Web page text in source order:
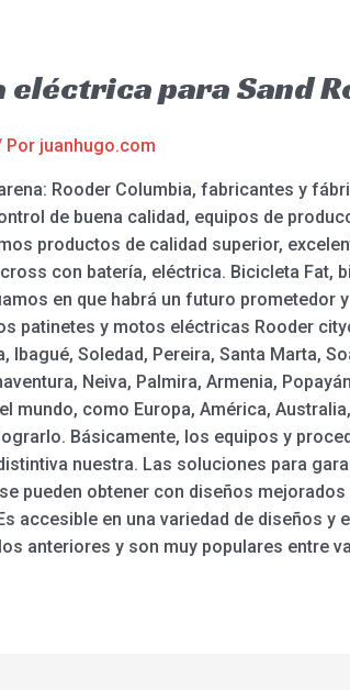
para Sand
Por juanhugo.com
Rooder Columbia, fabricantes y
de buena calidad, equipos de
productos de calidad superior,
con batería, eléctrica. Bicicleta Fat,
en que habrá un futuro
patinetes y motos eléctricas Rooder
Ibagué, Soledad, Pereira, Santa Marta,
Neiva, Palmira, Armenia,
mundo, como Europa, América,
Básicamente, los equipos y
nuestra. Las soluciones para
pueden obtener con diseños
accesible en una variedad de diseños
anteriores y son muy populares entre